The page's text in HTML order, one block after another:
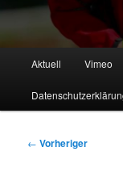
Aktuell Vimeo
Beitragsnavigation
← Vorheriger